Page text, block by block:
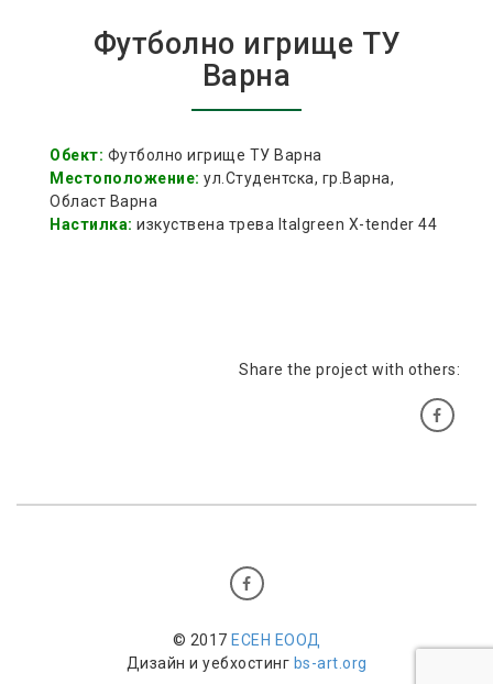
Футболно игрище ТУ
Варна
Обект: Футболно игрище ТУ Варна
Местоположение: ул.Студентска, гр.Варна,
Област Варна
Настилка: изкуствена трева Italgreen X-tender 44
Share the project with others:
© 2017 ЕСЕН EООД
Дизайн и уебхостинг bs-art.org